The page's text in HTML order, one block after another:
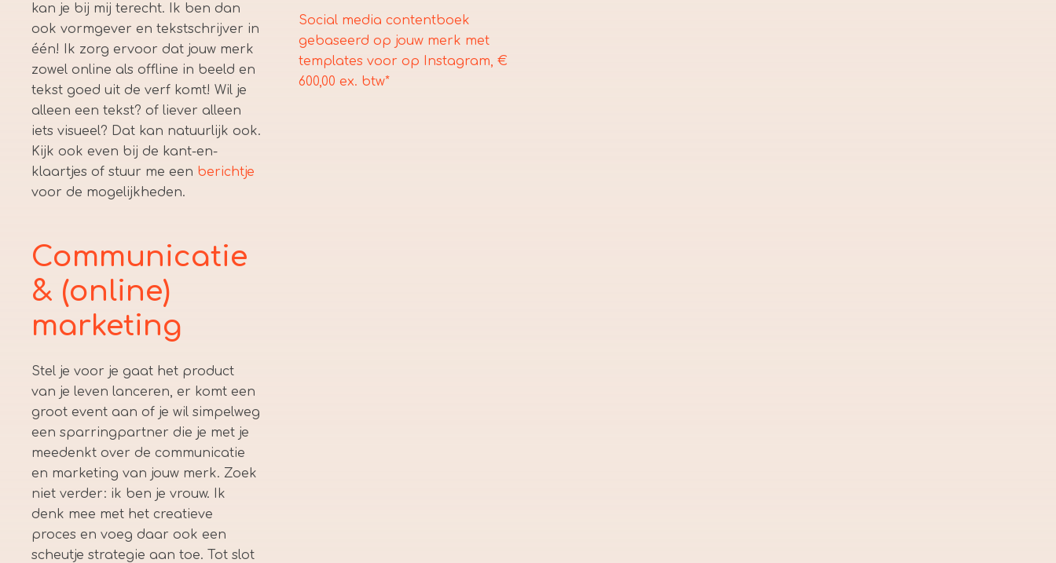
kan je bij mij terecht. Ik ben dan
ook vormgever en tekstschrijver in
één! Ik zorg ervoor dat jouw merk
zowel online als offline in beeld en
tekst goed uit de verf komt! Wil je
alleen een tekst? of liever alleen
iets visueel? Dat kan natuurlijk ook.
Kijk ook even bij de kant-en-
klaartjes of stuur me een berichtje
voor de mogelijkheden.
Communicatie
& (online)
marketing
Stel je voor je gaat het product
van je leven lanceren, er komt een
groot event aan of je wil simpelweg
een sparringpartner die je met je
meedenkt over de communicatie
en marketing van jouw merk. Zoek
niet verder: ik ben je vrouw. Ik
denk mee met het creatieve
proces en voeg daar ook een
scheutje strategie aan toe. Tot slot
Social media contentboek
gebaseerd op jouw merk met
templates voor op Instagram, €
600,00 ex. btw*